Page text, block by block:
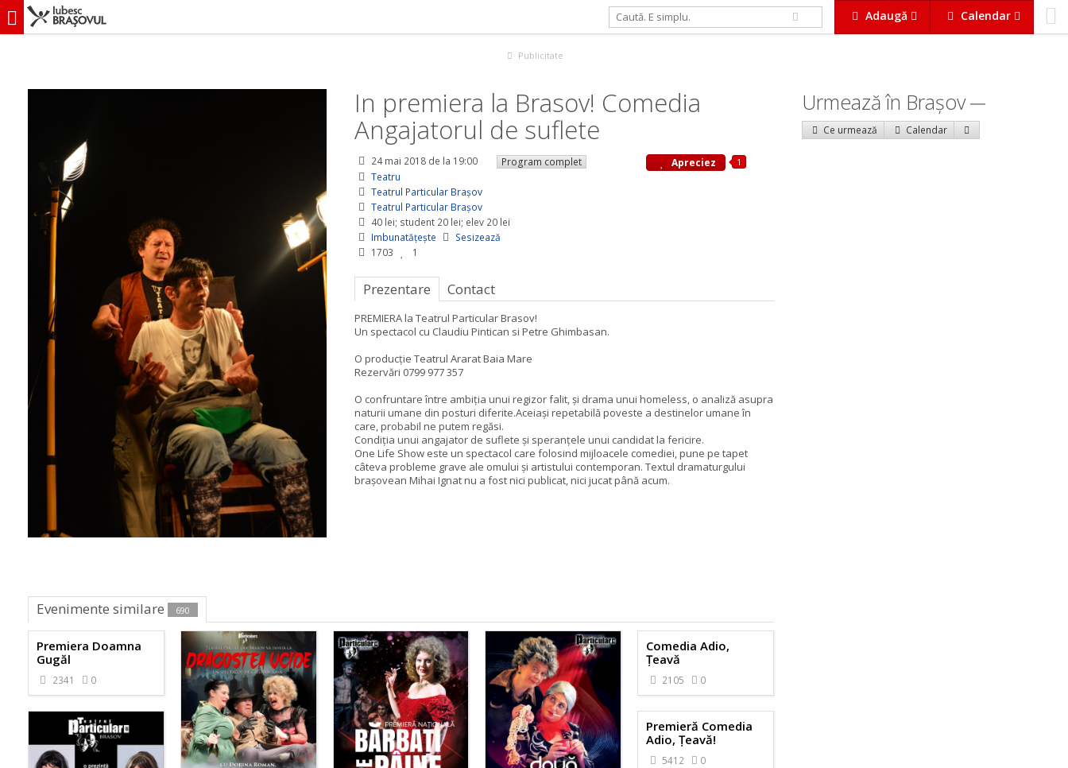
Adaugă Calendar
iubescbraşovul.ro
Publicitate
In premiera la Brasov! Comedia
Angajatorul de suflete
24 mai 2018de la 19:00
Program complet
Teatru
Teatrul Particular Braşov
Teatrul Particular Braşov
40 lei; student 20 lei; elev 20 lei
Imbunatățește
Sesizează
1703
1
Apreciez 1
Prezentare Contact
PREMIERA la Teatrul Particular Brasov!
Un spectacol cu Claudiu Pintican si Petre Ghimbasan.
O producție Teatrul Ararat Baia Mare
Rezervări 0799 977 357
O confruntare între ambiția unui regizor falit, și drama unui homeless, o analiză asupra
naturii umane din posturi diferite.Aceiași repetabilă poveste a destinelor umane în
care, probabil ne putem regăsi.
Condiția unui angajator de suflete și speranțele unui candidat la fericire.
One Life Show este un spectacol care folosind mijloacele comediei, pune pe tapet
câteva probleme grave ale omului și artistului contemporan. Textul dramaturgului
brașovean Mihai Ignat nu a fost nici publicat, nici jucat până acum.
Evenimente similare 690
Premiera Doamna
Gugăl
2341 0
Comedia Adio,
Țeavă
2105 0
Premieră Comedia
Adio, Țeavă!
5412 0
Urmează în Braşov
Ce urmează Calendar